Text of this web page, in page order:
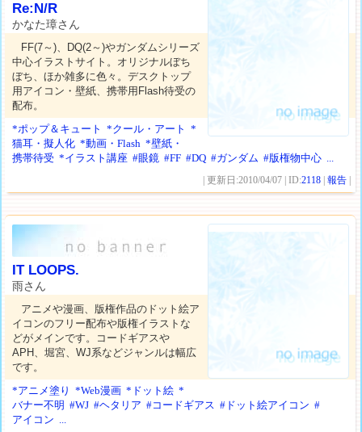
Re:N/R
かなた璋さん
FF(7～)、DQ(2～)やガンダムシリーズ
中心イラストサイト。オリジナルぼち
ぼち、ほか雑多に色々。デスクトップ
用アイコン・壁紙、携帯用Flash待受の
配布。
*ポップ＆キュート
*クール・アート
*
猫耳・擬人化 *動画・Flash *壁紙・
携帯待受 *イラスト講座 #眼鏡 #FF #DQ #ガンダム #版権物中心 ...
| 更新日:2010/04/07 | ID:2118 |報告
IT LOOPS.
雨さん
アニメや漫画、版権作品のドット絵ア
イコンのフリー配布や版権イラストな
どがメインです。コードギアスや
APH、堀宮、WJ系などジャンルは幅広
です。
*アニメ塗り
*Web漫画 *ドット絵 *
バナー不明 #WJ #ヘタリア #コードギアス #ドット絵アイコン #
アイコン ...